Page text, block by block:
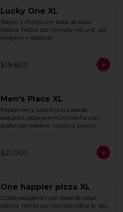
Lucky One XL
Tocino y choclo con base de salsa
clasica  hecha con tomate natural, ajo,
oregano y especias.
$19.800
Men's Place XL
Pepperoni y tocino con base de
exquisita salsa premium hecha con
queso parmesano, tocino y puerro.
$21.000
One happier pizza XL
Doble pepperoni con base de salsa
clasica  hecha con tomate natural, ajo,